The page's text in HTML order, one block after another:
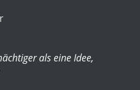
als eine Idee,